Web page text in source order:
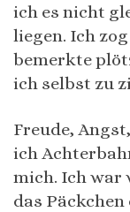
ich es nicht
liegen. Ich
bemerkte
ich selbst zu
Freude,
ich
mich. Ich war
das